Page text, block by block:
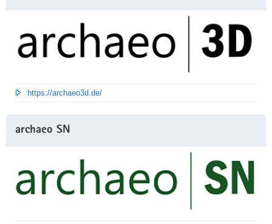
Enthüllung
des
Plakates
https://archaeo3d.de/
archaeo SN